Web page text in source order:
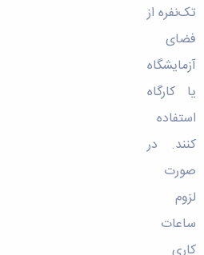
تک‌نفره از
فضای
آزمایشگاه
یا کارگاه
استفاده
کنند. در
صورت
لزوم
ساعات
کاری